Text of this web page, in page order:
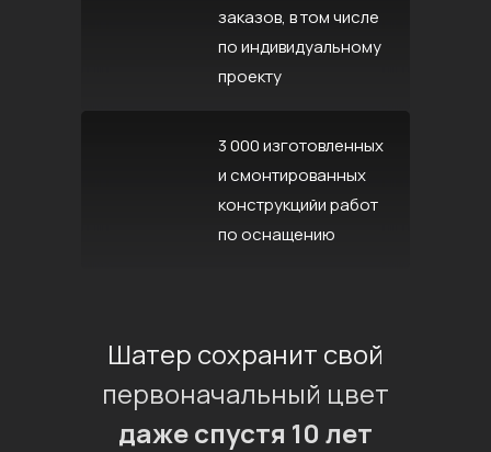
заказов, в том числе
по индивидуальному
проекту
3 000 изготовленных
и смонтированных
конструкцийи работ
по оснащению
Шатер сохранит свой
первоначальный цвет
даже спустя 10 лет